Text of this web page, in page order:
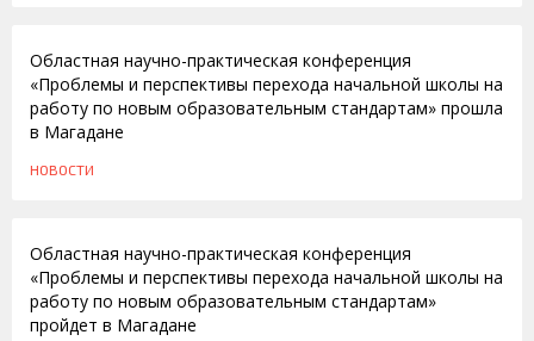
Областная научно-практическая конференция
«Проблемы и перспективы перехода начальной школы на
работу по новым образовательным стандартам» прошла
в Магадане
НОВОСТИ
Областная научно-практическая конференция
«Проблемы и перспективы перехода начальной школы на
работу по новым образовательным стандартам»
пройдет в Магадане